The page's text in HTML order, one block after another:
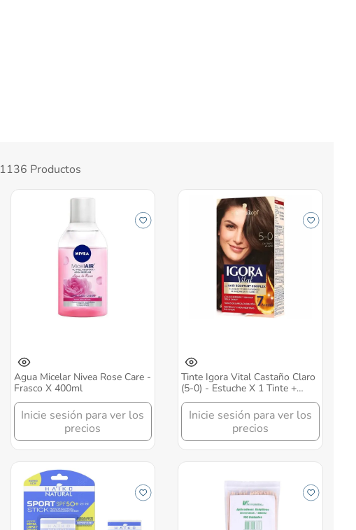
1136 Productos
Agua Micelar Nivea Rose Care -
Frasco X 400ml
Inicie sesión para ver los
precios
Tinte Igora Vital Castaño Claro
(5-0) - Estuche X 1 Tinte +
Tubo
Inicie sesión para ver los
precios